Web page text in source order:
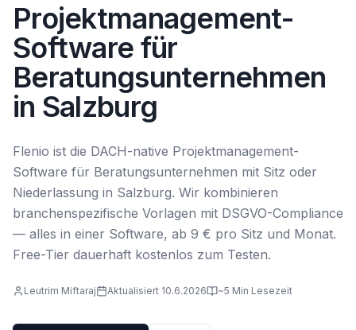
Projektmanagement-
Software für
Beratungsunternehmen
in Salzburg
Flenio ist die DACH-native Projektmanagement-
Software für Beratungsunternehmen mit Sitz oder
Niederlassung in Salzburg. Wir kombinieren
branchenspezifische Vorlagen mit DSGVO-Compliance
— alles in einer Software, ab 9 € pro Sitz und Monat.
Free-Tier dauerhaft kostenlos zum Testen.
Leutrim Miftaraj Aktualisiert 10.6.2026 ~5 Min Lesezeit